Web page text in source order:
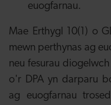
euogfarnau.
Mae Erthygl 10(1) o
mewn perthynas ag
neu fesurau
o'r DPA yn darparu
ag euogfarnau